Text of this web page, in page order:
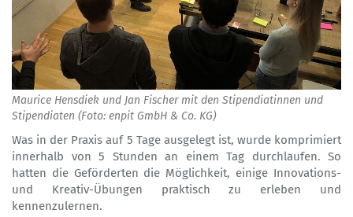
Maurice Hensdiek und Jan Fischer mit den Stipendiatinnen und
Stipendiaten (Foto: enpit GmbH & Co. KG)
Was in der Praxis auf 5 Tage ausgelegt ist, wurde komprimiert
innerhalb von 5 Stunden an einem Tag durchlaufen. So
hatten die Geförderten die Möglichkeit, einige Innovations-
und Kreativ-Übungen praktisch zu erleben und
kennenzulernen.